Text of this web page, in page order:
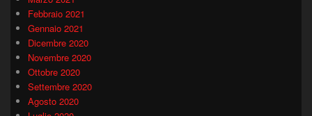
Febbraio 2021
Gennaio 2021
Dicembre 2020
Novembre 2020
Ottobre 2020
Settembre 2020
Agosto 2020